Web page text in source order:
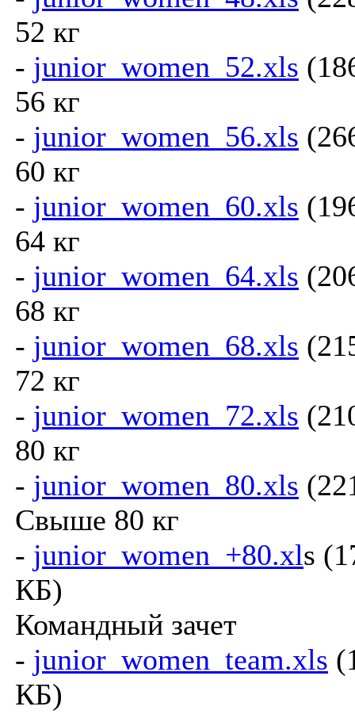
52 кг
- junior_women_52.xls
56 кг
- junior_women_56.xls
60 кг
- junior_women_60.xls
64 кг
- junior_women_64.xls
68 кг
- junior_women_68.xls
72 кг
- junior_women_72.xls
80 кг
- junior_women_80.xls
Свыше 80 кг
- junior_women_+80.xls
КБ)
Командный зачет
- junior_women_team.xls
КБ)